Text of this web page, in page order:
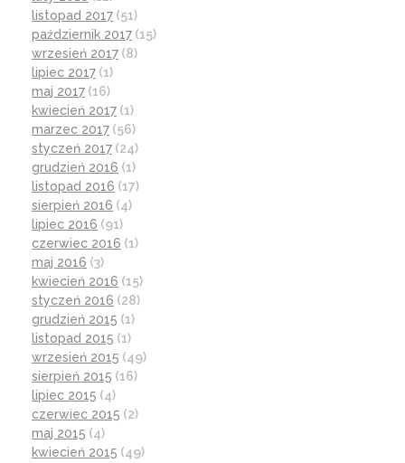
listopad 2017 (51)
październik 2017 (15)
wrzesień 2017 (8)
lipiec 2017 (1)
maj 2017 (16)
kwiecień 2017 (1)
marzec 2017 (56)
styczeń 2017 (24)
grudzień 2016 (1)
listopad 2016 (17)
sierpień 2016 (4)
lipiec 2016 (91)
czerwiec 2016 (1)
maj 2016 (3)
kwiecień 2016 (15)
styczeń 2016 (28)
grudzień 2015 (1)
listopad 2015 (1)
wrzesień 2015 (49)
sierpień 2015 (16)
lipiec 2015 (4)
czerwiec 2015 (2)
maj 2015 (4)
kwiecień 2015 (49)